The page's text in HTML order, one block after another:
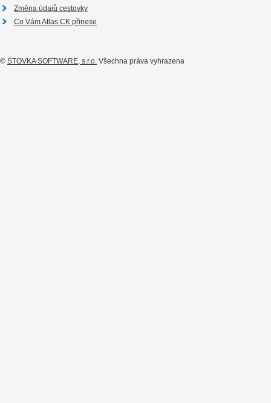
Změna údajů cestovky
Co Vám Atlas CK přinese
© STOVKA SOFTWARE, s.r.o. Všechna práva vyhrazena